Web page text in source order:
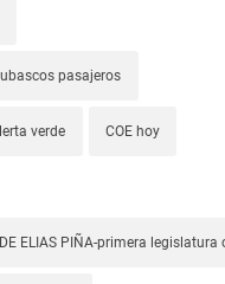
pasajeros
verde COE hoy
ELIAS PIÑA-primera legislatura